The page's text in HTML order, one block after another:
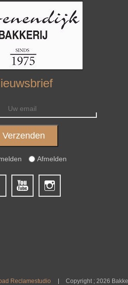
Afmelden
Reclamestudio Copyright ; 2026